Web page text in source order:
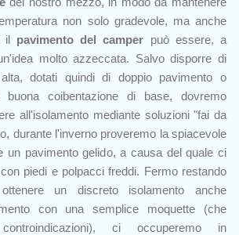
non solo gradevole, ma anche
il pavimento del camper può essere, a
molto azzeccata. Salvo disporre di
dotati quindi di doppio pavimento o
coibentazione di base, dovremo
all'isolamento mediante soluzioni "fai da
durante l'inverno proveremo la spiacevole
un pavimento gelido, a causa del quale ci
piedi e polpacci freddi. Fermo restando
un discreto isolamento anche
con una semplice moquette (che
ci occuperemo in